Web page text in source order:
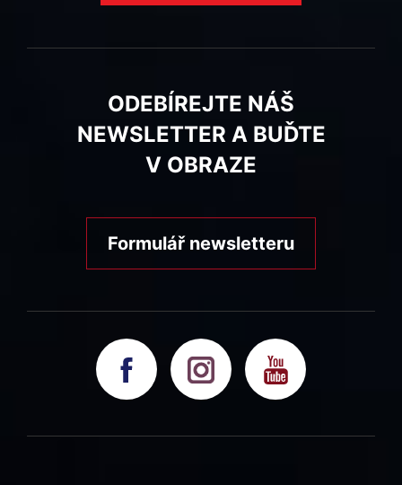
ODEBÍREJTE NÁŠ
NEWSLETTER A BUĎTE
V OBRAZE
Formulář newsletteru